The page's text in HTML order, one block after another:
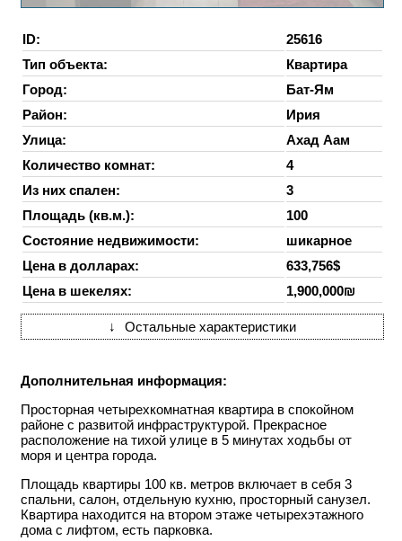
ID:
25616
Тип объекта:
Квартира
Город:
Бат-Ям
Район:
Ирия
Улица:
Ахад Аам
Количество комнат:
4
Из них спален:
3
Площадь (кв.м.):
100
Состояние недвижимости:
шикарное
Цена в долларах:
633,756$
Цена в шекелях:
1,900,000₪
↓ Остальные характеристики
Дополнительная информация:
Просторная четырехкомнатная квартира в спокойном
районе с развитой инфраструктурой. Прекрасное
расположение на тихой улице в 5 минутах ходьбы от
моря и центра города.
Площадь квартиры 100 кв. метров включает в себя 3
спальни, салон, отдельную кухню, просторный санузел.
Квартира находится на втором этаже четырехэтажного
дома с лифтом, есть парковка.